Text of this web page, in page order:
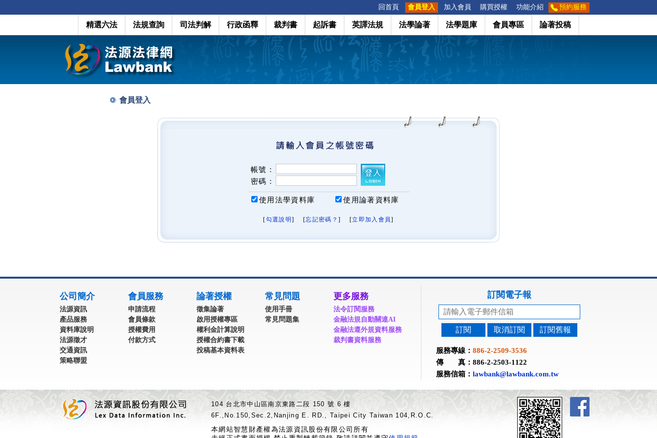
回首頁 會員登入 加入會員 購買授權 功能介紹 預約服務
精選六法 法規查詢 司法判解 行政函釋 裁判書 起訴書 英譯法規 法學論著 法學題庫 會員專區 論著投稿
會員登入
帳號：
密碼：
使用法學資料庫 使用論著資料庫
[勾選說明 ] [忘記密碼？ ] [立即加入會員]
公司簡介
法源資訊
產品服務
資料庫說明
法源徵才
交通資訊
策略聯盟
會員服務
申請流程
會員條款
授權費用
付款方式
論著授權
徵集論著
啟用授權專區
權利金計算說明
授權合約書下載
投稿基本資料表
常見問題
使用手冊
常見問題集
更多服務
法令訂閱服務
金融法規自動關連AI
金融法遵外規資料服務
裁判書資料服務
訂閱電子報
訂閱 取消訂閱 訂閱舊報
服務專線： 886-2-2509-3536
傳 真：886-2-2503-1122
服務信箱： lawbank@lawbank.com.tw
104 台北市中山區南京東路二段 150 號 6 樓
6F.,No.150,Sec.2,Nanjing E. RD., Taipei City Taiwan 104,R.O.C.
本網站智慧財產權為法源資訊股份有限公司所有